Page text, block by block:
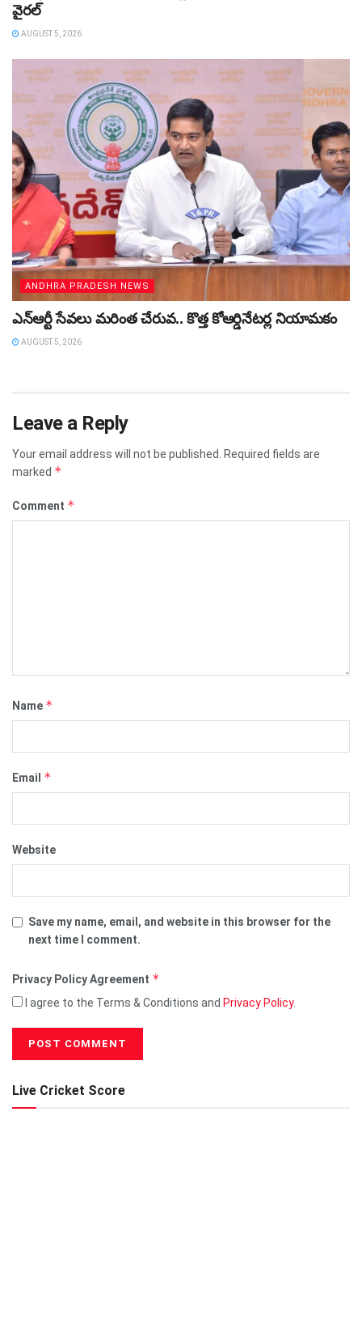
వైరల్
AUGUST 5, 2026
ANDHRA PRADESH NEWS
ఎన్ఆర్టీ సేవలు మరింత చేరువ.. కొత్త కోఆర్డినేటర్ల నియామకం
AUGUST 5, 2026
Leave a Reply
Your email address will not be published.
Required fields are
marked *
Comment *
Name *
Email *
Website
Save my name, email, and website in this browser for the
next time I comment.
Privacy Policy Agreement *
I agree to the Terms & Conditions and Privacy Policy.
Live Cricket Score